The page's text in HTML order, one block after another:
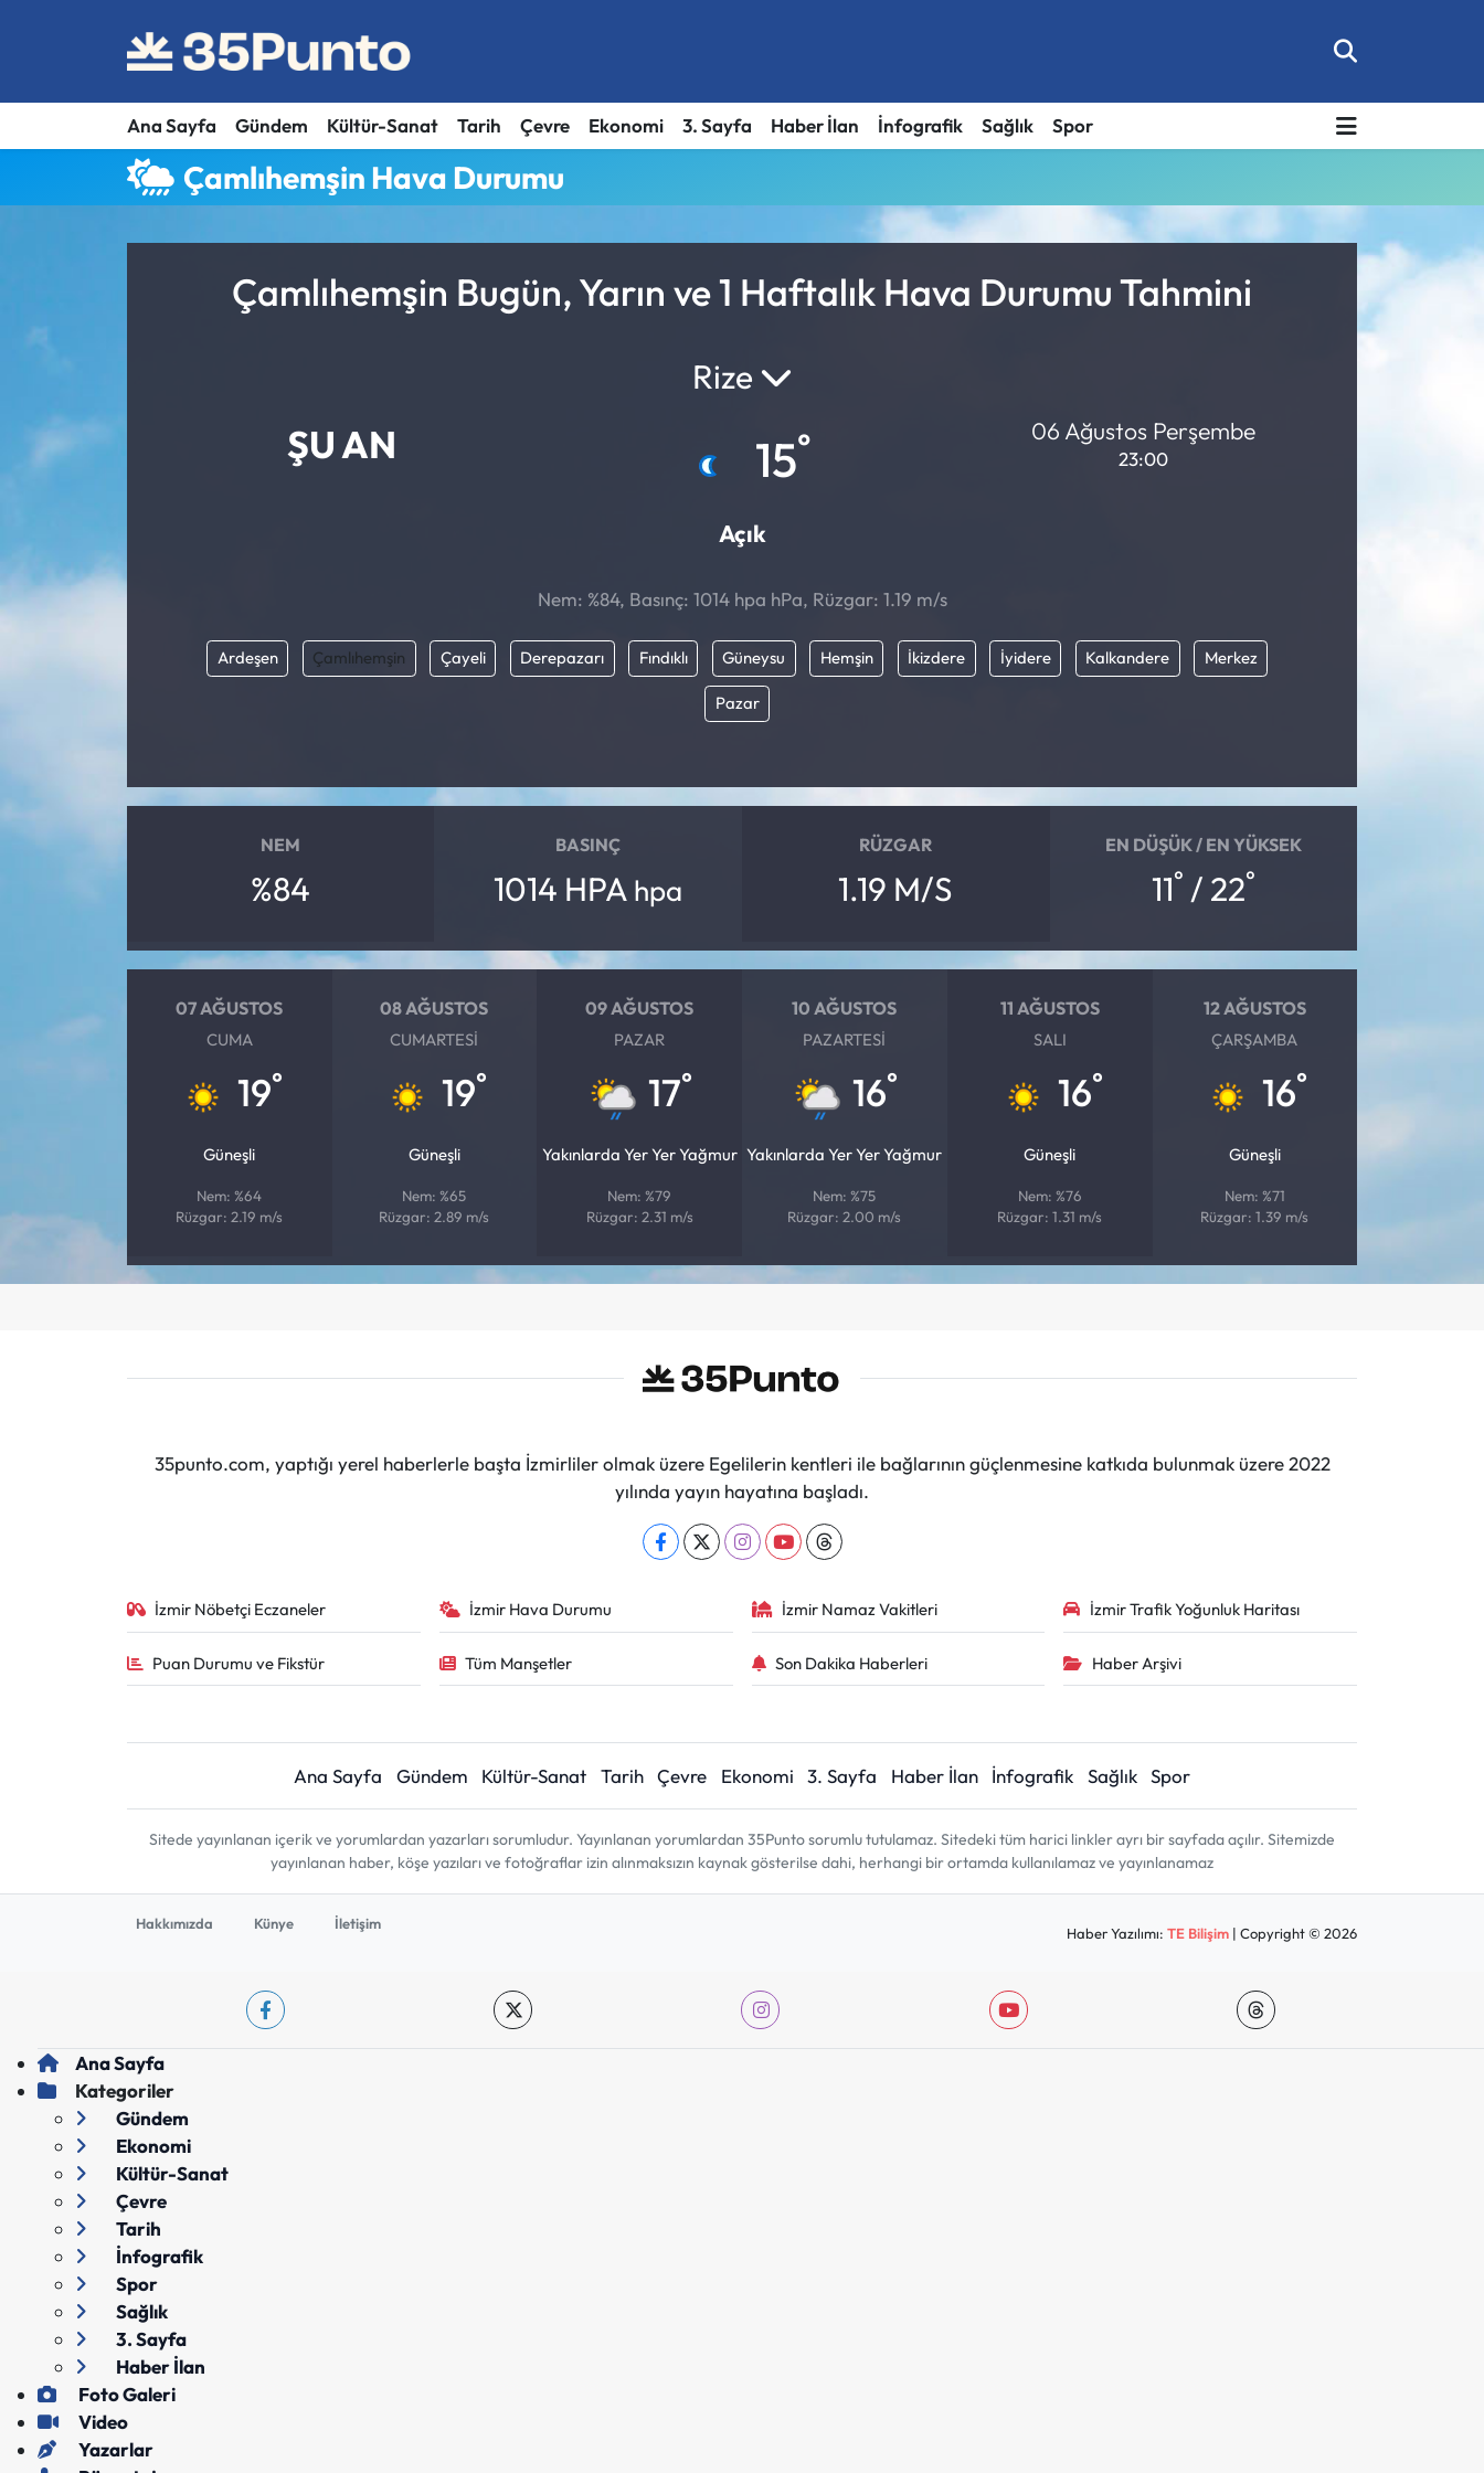
Ana Sayfa Gündem Kültür-Sanat Tarih Çevre Ekonomi 3. Sayfa Haber İlan İnfografik Sağlık Spor
Çamlıhemşin Hava Durumu
Çamlıhemşin Bugün, Yarın ve 1 Haftalık Hava Durumu Tahmini
ŞU AN
Rize
15°
Açık
06 Ağustos Perşembe
23:00
Nem: %84, Basınç: 1014 hpa hPa, Rüzgar: 1.19 m/s
Ardeşen Çamlıhemşin Çayeli Derepazarı Fındıklı Güneysu Hemşin İkizdere İyidere Kalkandere Merkez
Pazar
NEM
%84
BASINÇ
1014 HPA hpa
RÜZGAR
1.19 M/S
EN DÜŞÜK / EN YÜKSEK
11° / 22°
07 AĞUSTOS
CUMA
19°
Güneşli
Nem: %64
Rüzgar: 2.19 m/s
08 AĞUSTOS
CUMARTESI
19°
Güneşli
Nem: %65
Rüzgar: 2.89 m/s
09 AĞUSTOS
PAZAR
17°
Yakınlarda Yer Yer Yağmur
Nem: %79
Rüzgar: 2.31 m/s
10 AĞUSTOS
PAZARTESI
16°
Yakınlarda Yer Yer Yağmur
Nem: %75
Rüzgar: 2.00 m/s
11 AĞUSTOS
SALI
16°
Güneşli
Nem: %76
Rüzgar: 1.31 m/s
12 AĞUSTOS
ÇARŞAMBA
16°
Güneşli
Nem: %71
Rüzgar: 1.39 m/s
35punto.com, yaptığı yerel haberlerle başta İzmirliler olmak üzere Egelilerin kentleri ile bağlarının güçlenmesine katkıda bulunmak üzere 2022
yılında yayın hayatına başladı.
İzmir Nöbetçi Eczaneler İzmir Hava Durumu İzmir Namaz Vakitleri İzmir Trafik Yoğunluk Haritası
Puan Durumu ve Fikstür Tüm Manşetler Son Dakika Haberleri Haber Arşivi
Ana Sayfa Gündem Kültür-Sanat Tarih Çevre Ekonomi 3. Sayfa Haber İlan İnfografik Sağlık Spor
Sitede yayınlanan içerik ve yorumlardan yazarları sorumludur. Yayınlanan yorumlardan 35Punto sorumlu tutulamaz. Sitedeki tüm harici linkler ayrı bir sayfada açılır. Sitemizde
yayınlanan haber, köşe yazıları ve fotoğraflar izin alınmaksızın kaynak gösterilse dahi, herhangi bir ortamda kullanılamaz ve yayınlanamaz
Hakkımızda Künye İletişim
Haber Yazılımı:TE Bilişim | Copyright © 2026
Ana Sayfa
Kategoriler
Gündem
Ekonomi
Kültür-Sanat
Çevre
Tarih
İnfografik
Spor
Sağlık
3. Sayfa
Haber İlan
Foto Galeri
Video
Yazarlar